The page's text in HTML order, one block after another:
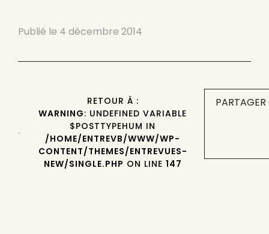
Publié le 4 décembre 2014
RETOUR À :
WARNING: UNDEFINED VARIABLE
$POSTTYPEHUM IN
/HOME/ENTREVB/WWW/WP-
CONTENT/THEMES/ENTREVUES-
NEW/SINGLE.PHP ON LINE 147